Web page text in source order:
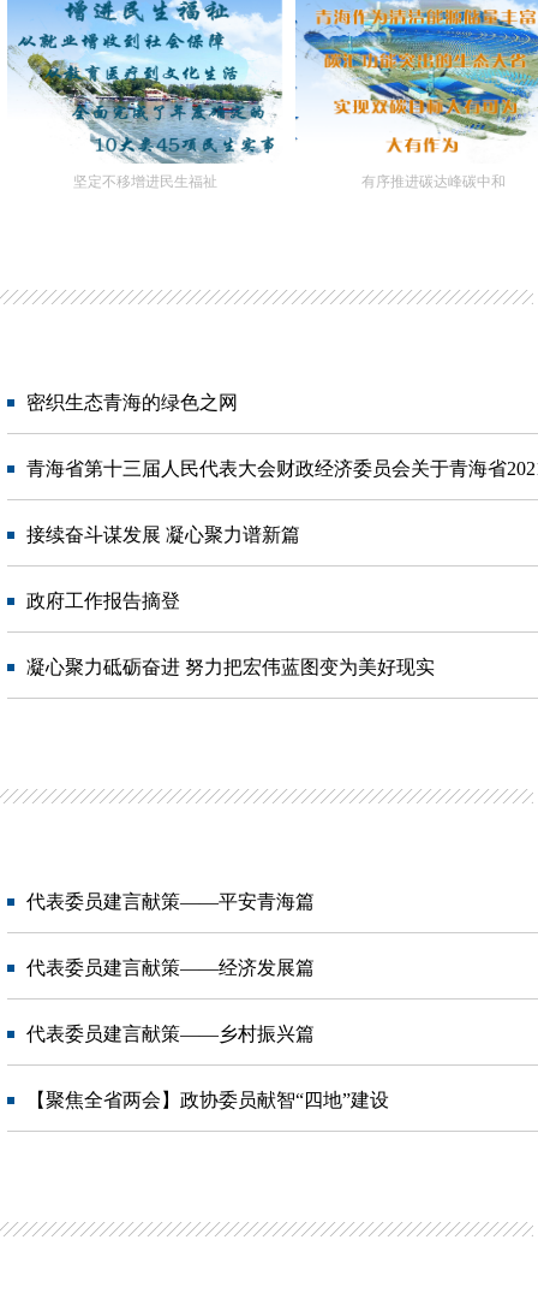
坚定不移增进民生福祉 有序推进碳达峰碳中和
密织生态青海的绿色之网
青海省第十三届人民代表大会财政经济委员会关于青海省
接续奋斗谋发展 凝心聚力谱新篇
政府工作报告摘登
凝心聚力砥砺奋进 努力把宏伟蓝图变为美好现实
代表委员建言献策——平安青海篇
代表委员建言献策——经济发展篇
代表委员建言献策——乡村振兴篇
【聚焦全省两会】政协委员献智“四地”建设